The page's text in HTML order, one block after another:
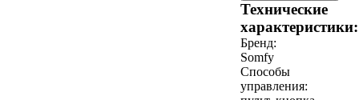
Технические
характеристики:
Бренд:
Somfy
Способы
управления: